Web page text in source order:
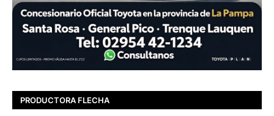
PRODUCTORA FLECHA